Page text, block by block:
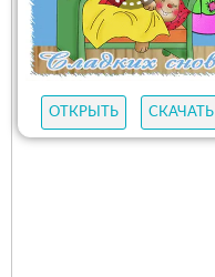
ОТКРЫТЬ СКАЧАТЬ